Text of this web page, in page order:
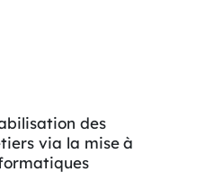
des
via la mise à